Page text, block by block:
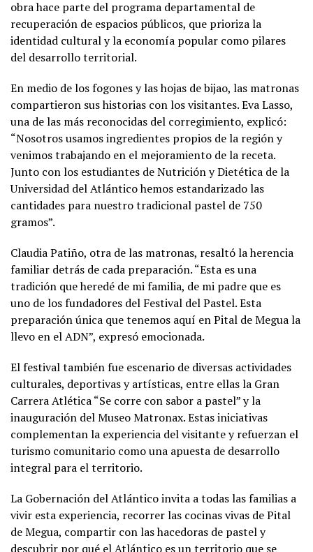
obra hace parte del programa departamental de
recuperación de espacios públicos, que prioriza la
identidad cultural y la economía popular como pilares
del desarrollo territorial.
En medio de los fogones y las hojas de bijao, las matronas
compartieron sus historias con los visitantes. Eva Lasso,
una de las más reconocidas del corregimiento, explicó:
“Nosotros usamos ingredientes propios de la región y
venimos trabajando en el mejoramiento de la receta.
Junto con los estudiantes de Nutrición y Dietética de la
Universidad del Atlántico hemos estandarizado las
cantidades para nuestro tradicional pastel de 750
gramos”.
Claudia Patiño, otra de las matronas, resaltó la herencia
familiar detrás de cada preparación. “Esta es una
tradición que heredé de mi familia, de mi padre que es
uno de los fundadores del Festival del Pastel. Esta
preparación única que tenemos aquí en Pital de Megua la
llevo en el ADN”, expresó emocionada.
El festival también fue escenario de diversas actividades
culturales, deportivas y artísticas, entre ellas la Gran
Carrera Atlética “Se corre con sabor a pastel” y la
inauguración del Museo Matronax. Estas iniciativas
complementan la experiencia del visitante y refuerzan el
turismo comunitario como una apuesta de desarrollo
integral para el territorio.
La Gobernación del Atlántico invita a todas las familias a
vivir esta experiencia, recorrer las cocinas vivas de Pital
de Megua, compartir con las hacedoras de pastel y
descubrir por qué el Atlántico es un territorio que se